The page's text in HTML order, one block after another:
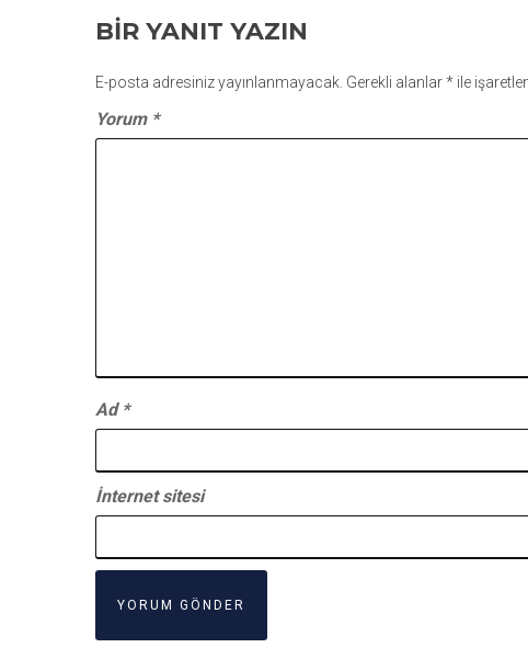
BIR YANIT YAZIN
E-posta adresiniz yayınlanmayacak. Gerekli alanlar* ile
Yorum *
Ad *
İnternet sitesi